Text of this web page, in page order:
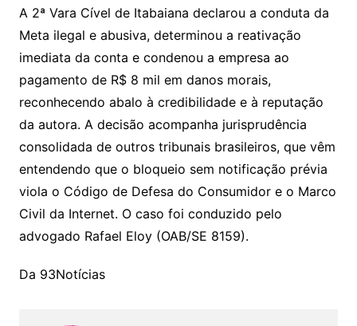
A 2ª Vara Cível de Itabaiana declarou a conduta da
Meta ilegal e abusiva, determinou a reativação
imediata da conta e condenou a empresa ao
pagamento de R$ 8 mil em danos morais,
reconhecendo abalo à credibilidade e à reputação
da autora. A decisão acompanha jurisprudência
consolidada de outros tribunais brasileiros, que vêm
entendendo que o bloqueio sem notificação prévia
viola o Código de Defesa do Consumidor e o Marco
Civil da Internet. O caso foi conduzido pelo
advogado Rafael Eloy (OAB/SE 8159).
Da 93Notícias